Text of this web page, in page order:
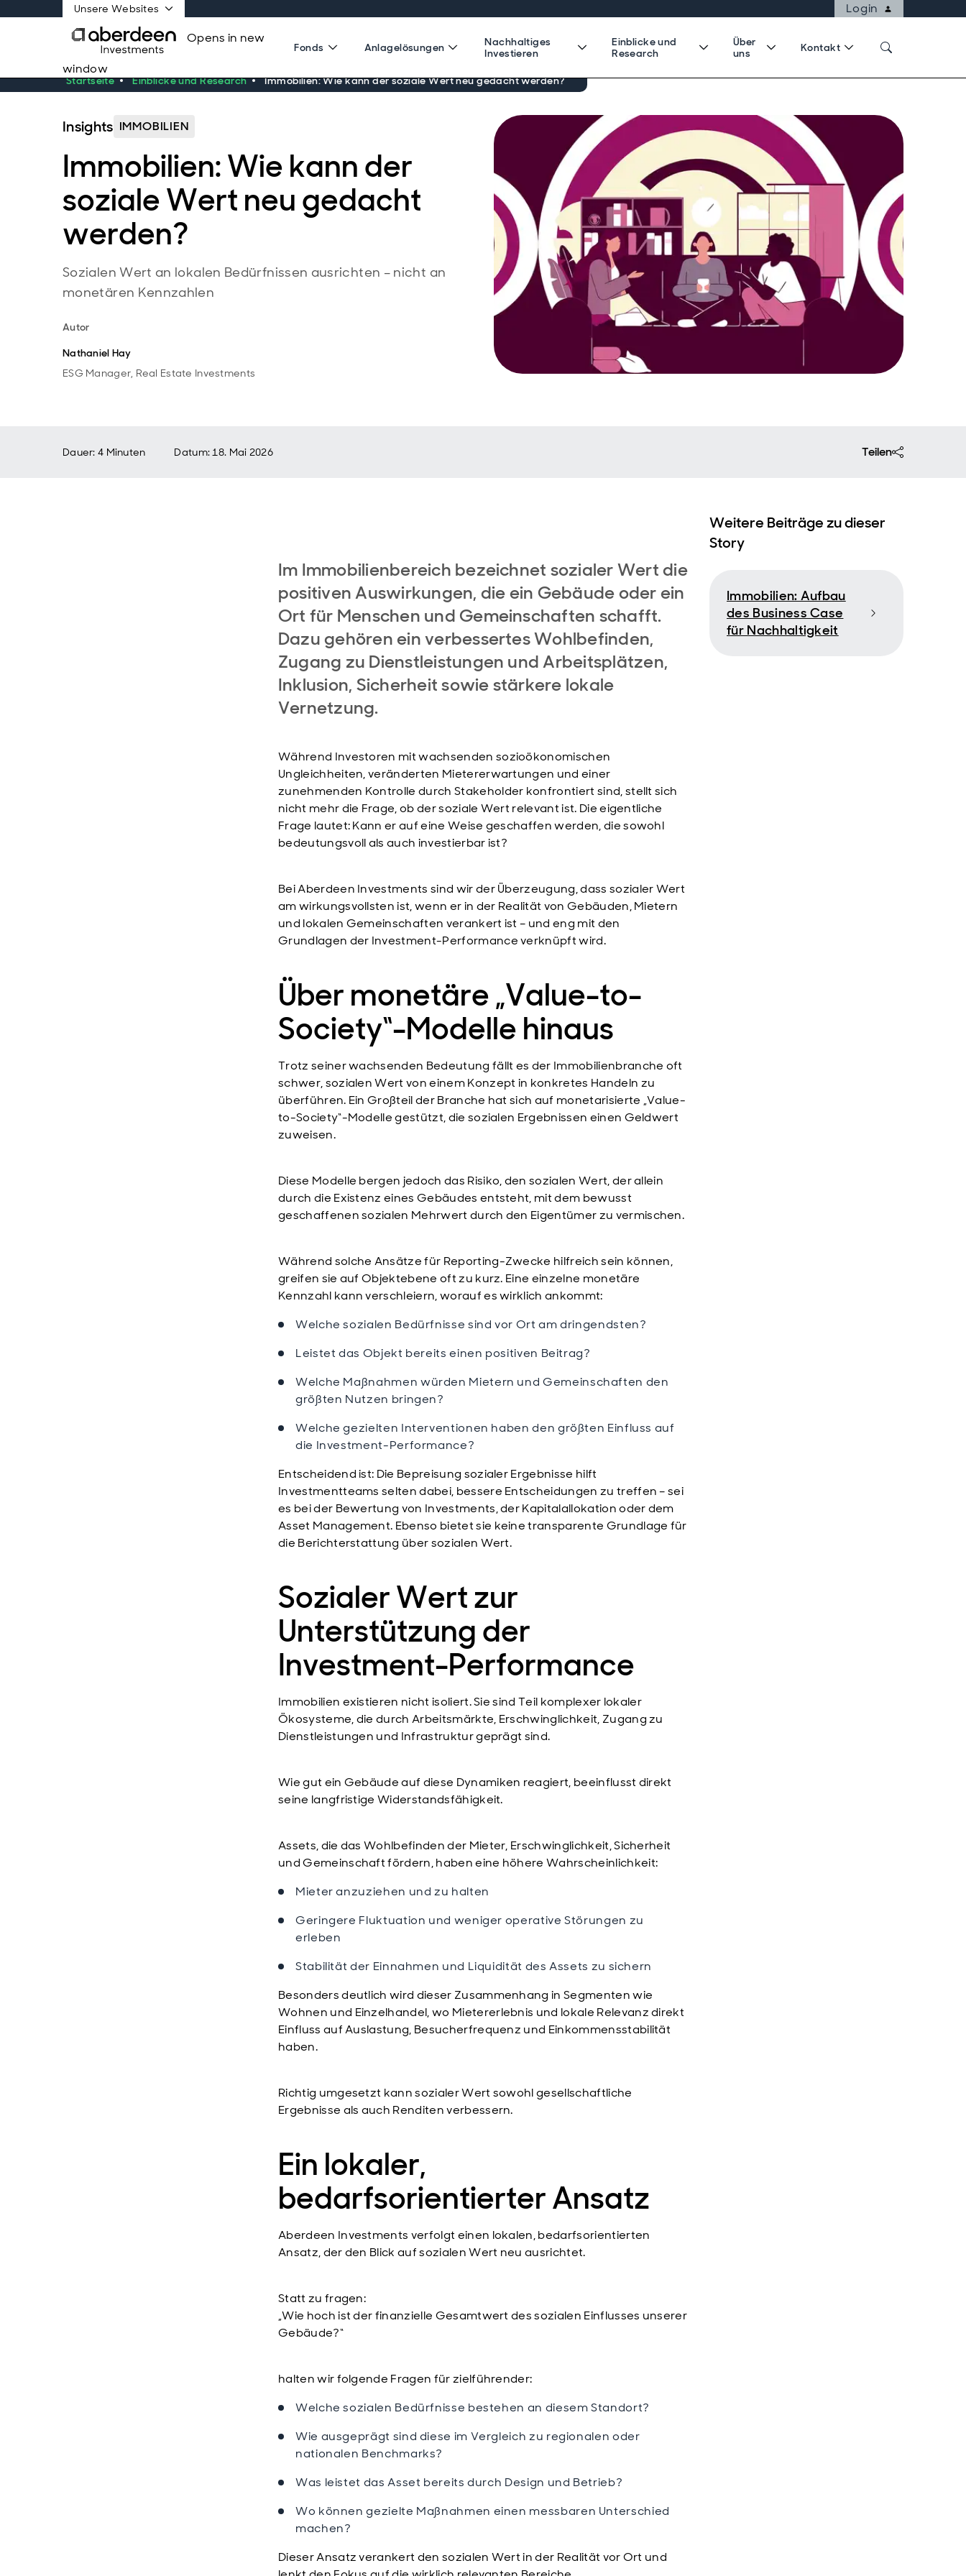
Unsere Websites
Login
Opens in new
window
Fonds Anlagelösungen
Nachhaltiges
Investieren
Einblicke und
Research
Über
uns
Kontakt
Startseite Einblicke und Research Immobilien: Wie kann der soziale Wert neu gedacht werden?
Insights IMMOBILIEN
Immobilien: Wie kann der
soziale Wert neu gedacht
werden?
Sozialen Wert an lokalen Bedürfnissen ausrichten – nicht an
monetären Kennzahlen
Autor
Nathaniel Hay
ESG Manager, Real Estate Investments
Dauer: 4 Minuten Datum:18. Mai 2026 Teilen
Im Immobilienbereich bezeichnet sozialer Wert die
positiven Auswirkungen, die ein Gebäude oder ein
Ort für Menschen und Gemeinschaften schafft.
Dazu gehören ein verbessertes Wohlbefinden,
Zugang zu Dienstleistungen und Arbeitsplätzen,
Inklusion, Sicherheit sowie stärkere lokale
Vernetzung.
Während Investoren mit wachsenden sozioökonomischen
Ungleichheiten, veränderten Mietererwartungen und einer
zunehmenden Kontrolle durch Stakeholder konfrontiert sind, stellt sich
nicht mehr die Frage, ob der soziale Wert relevant ist. Die eigentliche
Frage lautet: Kann er auf eine Weise geschaffen werden, die sowohl
bedeutungsvoll als auch investierbar ist?
Bei Aberdeen Investments sind wir der Überzeugung, dass sozialer Wert
am wirkungsvollsten ist, wenn er in der Realität von Gebäuden, Mietern
und lokalen Gemeinschaften verankert ist – und eng mit den
Grundlagen der Investment-Performance verknüpft wird.
Über monetäre „Value-to-
Society“-Modelle hinaus
Trotz seiner wachsenden Bedeutung fällt es der Immobilienbranche oft
schwer, sozialen Wert von einem Konzept in konkretes Handeln zu
überführen. Ein Großteil der Branche hat sich auf monetarisierte „Value-
to-Society“-Modelle gestützt, die sozialen Ergebnissen einen Geldwert
zuweisen.
Diese Modelle bergen jedoch das Risiko, den sozialen Wert, der allein
durch die Existenz eines Gebäudes entsteht, mit dem bewusst
geschaffenen sozialen Mehrwert durch den Eigentümer zu vermischen.
Während solche Ansätze für Reporting-Zwecke hilfreich sein können,
greifen sie auf Objektebene oft zu kurz. Eine einzelne monetäre
Kennzahl kann verschleiern, worauf es wirklich ankommt:
Welche sozialen Bedürfnisse sind vor Ort am dringendsten?
Leistet das Objekt bereits einen positiven Beitrag?
Welche Maßnahmen würden Mietern und Gemeinschaften den
größten Nutzen bringen?
Welche gezielten Interventionen haben den größten Einfluss auf
die Investment-Performance?
Entscheidend ist: Die Bepreisung sozialer Ergebnisse hilft
Investmentteams selten dabei, bessere Entscheidungen zu treffen – sei
es bei der Bewertung von Investments, der Kapitalallokation oder dem
Asset Management. Ebenso bietet sie keine transparente Grundlage für
die Berichterstattung über sozialen Wert.
Sozialer Wert zur
Unterstützung der
Investment-Performance
Immobilien existieren nicht isoliert. Sie sind Teil komplexer lokaler
Ökosysteme, die durch Arbeitsmärkte, Erschwinglichkeit, Zugang zu
Dienstleistungen und Infrastruktur geprägt sind.
Wie gut ein Gebäude auf diese Dynamiken reagiert, beeinflusst direkt
seine langfristige Widerstandsfähigkeit.
Assets, die das Wohlbefinden der Mieter, Erschwinglichkeit, Sicherheit
und Gemeinschaft fördern, haben eine höhere Wahrscheinlichkeit:
Mieter anzuziehen und zu halten
Geringere Fluktuation und weniger operative Störungen zu
erleben
Stabilität der Einnahmen und Liquidität des Assets zu sichern
Besonders deutlich wird dieser Zusammenhang in Segmenten wie
Wohnen und Einzelhandel, wo Mietererlebnis und lokale Relevanz direkt
Einfluss auf Auslastung, Besucherfrequenz und Einkommensstabilität
haben.
Richtig umgesetzt kann sozialer Wert sowohl gesellschaftliche
Ergebnisse als auch Renditen verbessern.
Ein lokaler,
bedarfsorientierter Ansatz
Aberdeen Investments verfolgt einen lokalen, bedarfsorientierten
Ansatz, der den Blick auf sozialen Wert neu ausrichtet.
Statt zu fragen:
„Wie hoch ist der finanzielle Gesamtwert des sozialen Einflusses unserer
Gebäude?“
halten wir folgende Fragen für zielführender:
Welche sozialen Bedürfnisse bestehen an diesem Standort?
Wie ausgeprägt sind diese im Vergleich zu regionalen oder
nationalen Benchmarks?
Was leistet das Asset bereits durch Design und Betrieb?
Wo können gezielte Maßnahmen einen messbaren Unterschied
machen?
Dieser Ansatz verankert den sozialen Wert in der Realität vor Ort und
Weitere Beiträge zu dieser
Story
Immobilien: Aufbau
des Business Case
für Nachhaltigkeit